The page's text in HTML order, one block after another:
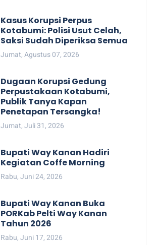
Kasus Korupsi Perpus
Kotabumi: Polisi Usut Celah,
Saksi Sudah Diperiksa Semua
Jumat, Agustus 07, 2026
Dugaan Korupsi Gedung
Perpustakaan Kotabumi,
Publik Tanya Kapan
Penetapan Tersangka!
Jumat, Juli 31, 2026
Bupati Way Kanan Hadiri
Kegiatan Coffe Morning
Rabu, Juni 24, 2026
Bupati Way Kanan Buka
PORKab Pelti Way Kanan
Tahun 2026
Rabu, Juni 17, 2026